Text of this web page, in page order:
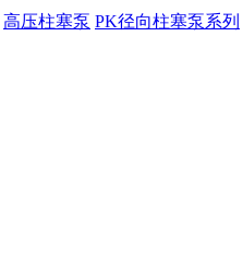
高压柱塞泵 PK径向柱塞泵系列